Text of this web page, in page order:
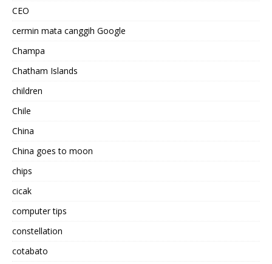
CEO
cermin mata canggih Google
Champa
Chatham Islands
children
Chile
China
China goes to moon
chips
cicak
computer tips
constellation
cotabato